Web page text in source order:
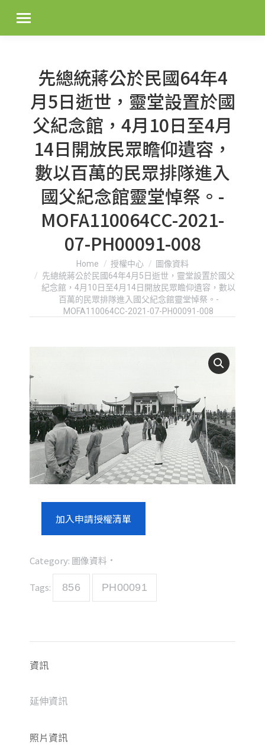
先總統蔣公於民國64年4
月5日逝世，靈堂設置於國
父紀念館，4月10日至4月
14日開放民眾瞻仰遺容，
數以百萬的民眾排隊進入
國父紀念館靈堂悼祭。-
MOFA110064CC-2021-
07-PH00091-008
You are here:Home 授權中心
圖像資料
先總統蔣公於民國64年4月5日逝世，靈堂設置於國父
紀念館，4月10日至4月14日開放民眾瞻仰遺容，數以
百萬的民眾排隊進入國父紀念館靈堂悼祭。-
MOFA110064CC-2021-07-PH00091-008
加入申請授權清單
Category: 圖像資料
Tags: 856 PH00091
資訊
延伸資訊
照片資訊